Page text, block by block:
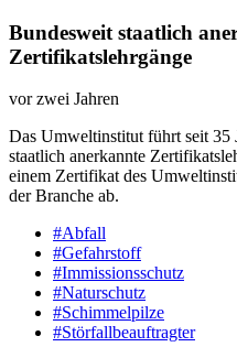
Bundesweit staatlich
Zertifikatslehrgänge
vor zwei Jahren
Das Umweltinstitut führt seit 35
staatlich anerkannte
einem Zertifikat des
der Branche ab.
#Abfall
#Gefahrstoff
#Immissionsschutz
#Naturschutz
#Schimmelpilze
#Störfallbeauftragter